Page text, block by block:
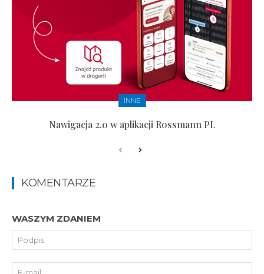
INNE
Nawigacja 2.0 w aplikacji Rossmann PL
KOMENTARZE
WASZYM ZDANIEM